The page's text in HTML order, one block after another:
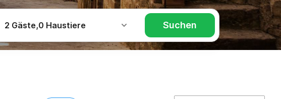
2 Gäste,0 Haustiere Suchen